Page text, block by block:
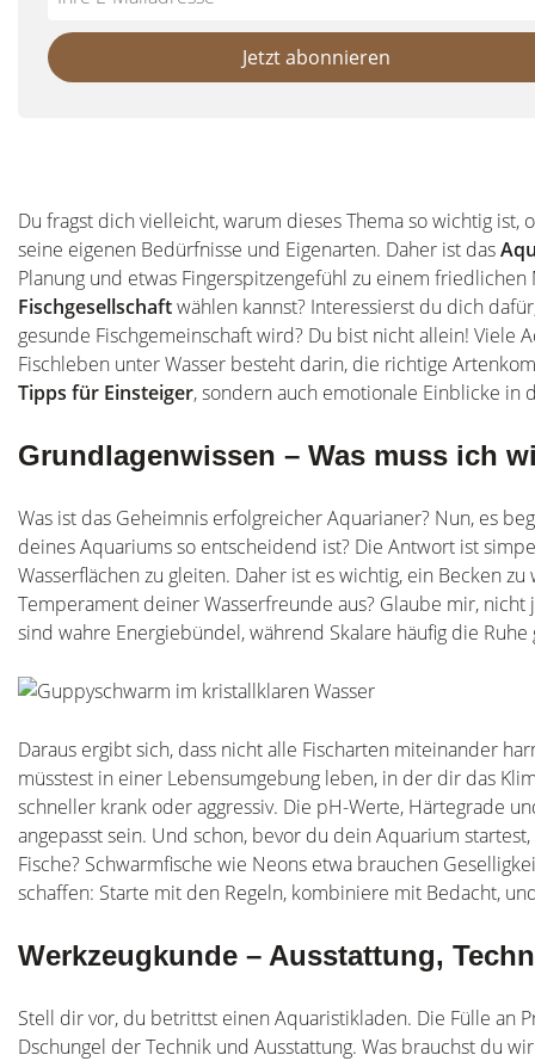
fill
this
Mailadresse:
Jetzt abonnieren
Du fragst dich vielleicht, warum dieses Thema so wichtig
seine eigenen Bedürfnisse und Eigenarten. Daher ist das
Planung und etwas Fingerspitzengefühl zu einem
Fischgesellschaftwählen kannst? Interessierst du dich
gesunde Fischgemeinschaft wird? Du bist nicht allein! Viele
Fischleben unter Wasser besteht darin, die richtige
Tipps für Einsteiger, sondern auch emotionale Einblicke in
Grundlagenwissen – Was muss ich
Was ist das Geheimnis erfolgreicher Aquarianer? Nun, es
deines Aquariums so entscheidend ist? Die Antwort ist
Wasserflächen zu gleiten. Daher ist es wichtig, ein Becken
Temperament deiner Wasserfreunde aus? Glaube mir,
sind wahre Energiebündel, während Skalare häufig die Ruhe
Daraus ergibt sich, dass nicht alle Fischarten miteinander
müsstest in einer Lebensumgebung leben, in der dir das
schneller krank oder aggressiv. Die pH-Werte, Härtegrade
angepasst sein. Und schon, bevor du dein Aquarium
Fische? Schwarmfische wie Neons etwa brauchen
schaffen: Starte mit den Regeln, kombiniere mit Bedacht,
Werkzeugkunde – Ausstattung,
Stell dir vor, du betrittst einen Aquaristikladen. Die Fülle an
Dschungel der Technik und Ausstattung. Was brauchst du